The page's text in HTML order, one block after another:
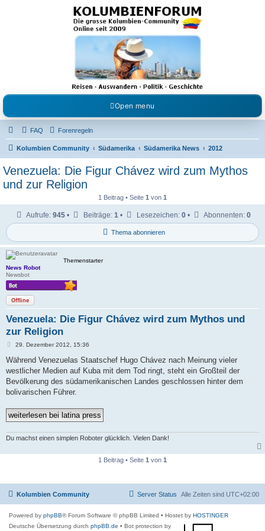
Kolumbienforum - Das
grosse Forum der
Freunde Kolumbiens
Reisen, Auswandern, Kultur, Politik, Geschichte und Visum in Kolumbien und Venezuela.
Austausch, Erfahrungen und Gemeinschaft im Kolumbienforum
Open menu
FAQ Forenregeln
Kolumbien Community Südamerika Südamerika News 2012
Venezuela: Die Figur Chávez wird zum Mythos
und zur Religion
1 Beitrag • Seite 1 von 1
Thema abonnieren
Aufrufe: 945 • Beiträge: 1 • Lesezeichen: 0 • Abonnenten: 0
Themenstarter
News Robot
Newsbot
Offline
Venezuela: Die Figur Chávez wird zum Mythos und
zur Religion
B
i
r
a
29. Dezember 2012, 15:36
Während Venezuelas Staatschef Hugo Chávez nach Meinung vieler
westlicher Medien auf Kuba mit dem Tod ringt, steht ein Großteil der
Bevölkerung des südamerikanischen Landes geschlossen hinter dem
bolivarischen Führer.
Du machst einen simplen Roboter glücklich. Vielen Dank!
1 Beitrag • Seite 1 von 1
Kolumbien Community Alle Zeiten sind UTC+02:00
Server Status
Powered by phpBB® Forum Software © phpBB Limited • Hostet by HOSTINGER
Deutsche Übersetzung durch phpBB.de • Bot protection by